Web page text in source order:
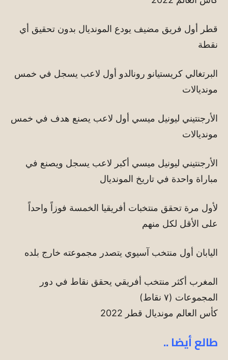
قطر أول فريق مضيف يودع المونديال بدون تحقيق أي
نقطة
البرتغالي كريستيانو رونالدو أول لاعب يسجل في خمس
مونديالات
الأرجنتيني ليونيل ميسي أول لاعب يصنع هدف في خمس
مونديالات
الأرجنتيني ليونيل ميسي أكبر لاعب يسجل ويصنع في
مباراة واحدة في تاريخ المونديال
لأول مرة تحقق منتخبات أفريقيا الخمسة فوزاً واحداً
على الأقل لكل منهم
اليابان أول منتخب آسيوي يتصدر مجموعته خارج بلده
المغرب أكثر منتخب أفريقي يحقق نقاط في دور
المجموعات (٧ نقاط)
كأس العالم مونديال قطر 2022
طالع أيضا ..